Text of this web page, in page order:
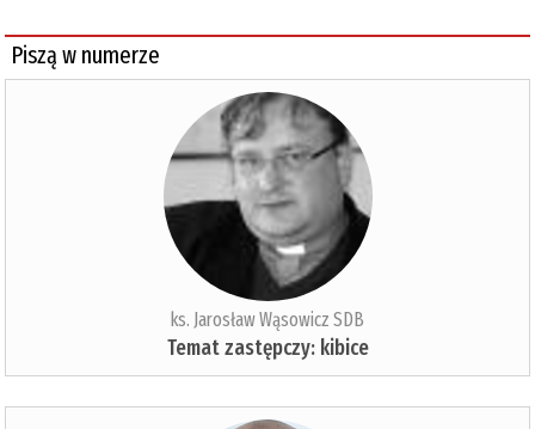
Piszą w numerze
ks. Jarosław Wąsowicz SDB
Temat zastępczy: kibice